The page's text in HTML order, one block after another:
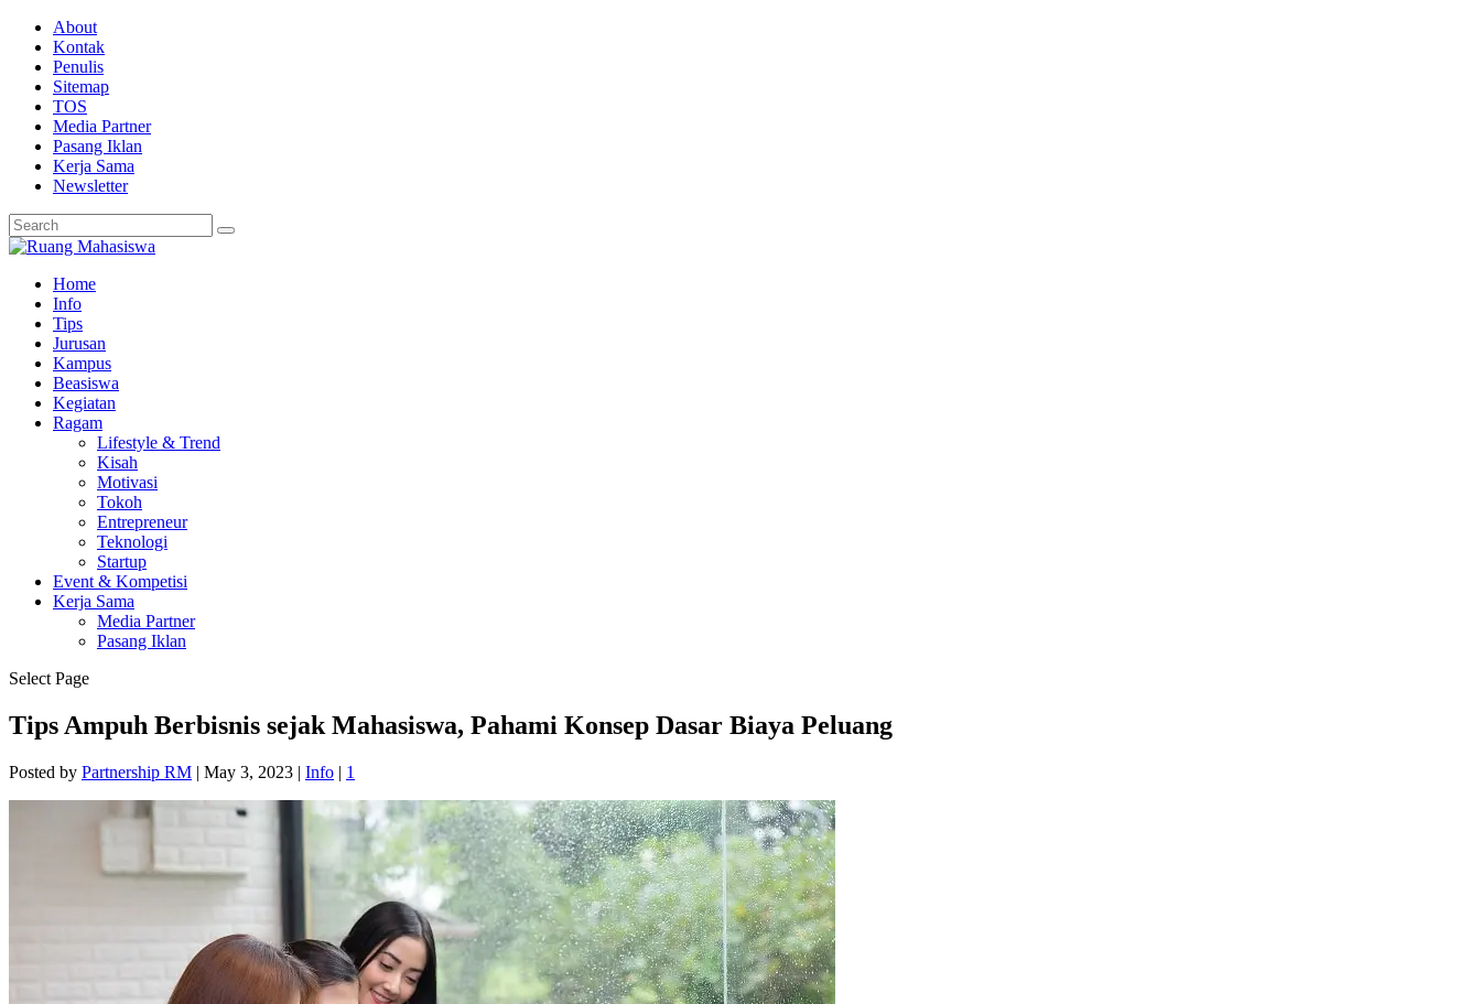
About
Kontak
Penulis
Sitemap
TOS
Media Partner
Pasang Iklan
Kerja Sama
Newsletter
Home
Info
Tips
Jurusan
Kampus
Beasiswa
Kegiatan
Ragam
Lifestyle & Trend
Kisah
Motivasi
Tokoh
Entrepreneur
Teknologi
Startup
Event & Kompetisi
Kerja Sama
Media Partner
Pasang Iklan
Select Page
Tips Ampuh Berbisnis sejak Mahasiswa, Pahami Konsep Dasar Biaya Peluang
Posted by Partnership RM | May 3, 2023 | Info | 1